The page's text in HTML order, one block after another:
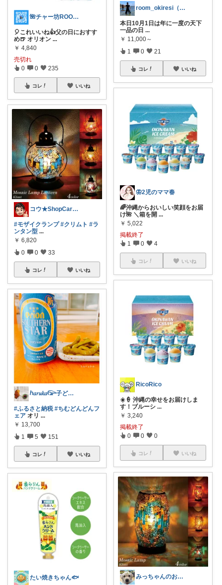
🌺チャー坊ROOM🌏おすすめ商品✨
🎈これいいね👍父の日におすす
め🍺 オリオン ...
￥ 4,840
売切れ
0 0 235
コレ いいね
コウ★ShopCarefulBuyer
#モザイクランプ #クリムト #ラ
ンタン型 ...
￥ 6,820
0 0 33
コレ いいね
ℎ𝑎𝑟𝑢𝑘𝑎𓅼子ども/暮らし
#ふるさと納税 #ちむどんどんフ
ェア オリ ...
￥ 13,700
1 5 151
コレ いいね
たい焼きちゃん🐟️
room_okiresi（オキレジ）
本日10月1日は年に一度の天下
一品の日 ...
￥ 11,000～
1 0 21
コレ いいね
🦋2児のママ春
🌈沖縄からおいしい笑顔をお届
け🌺 ＼箱を開 ...
￥ 5,022
掲載終了
1 0 4
コレ いいね
RicoRico
☀️🍦 沖縄の幸せをお届けしま
す！ブルーシ ...
￥ 3,240
掲載終了
0 0 0
コレ いいね
みっちゃんのお買い物帖